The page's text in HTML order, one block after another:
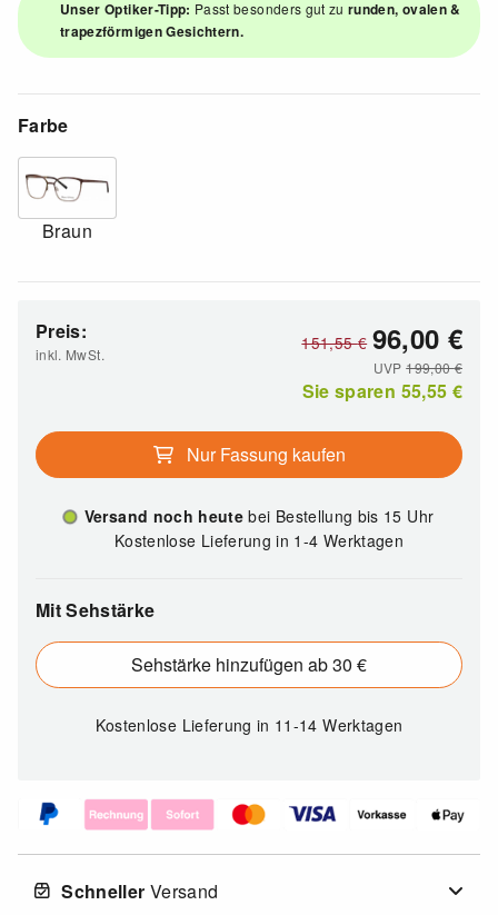
Unser Optiker-Tipp: Passt besonders gut zurunden, ovalen &
trapezförmigen Gesichtern.
Farbe
Braun
Preis:
inkl. MwSt.
151,55€ 96,00 €
UVP199,00€
Sie sparen 55,55 €
Nur Fassung kaufen
Versand noch heutebei Bestellung bis 15 Uhr
Kostenlose Lieferung in 1-4 Werktagen
Mit Sehstärke
Sehstärke hinzufügen ab 30 €
Kostenlose Lieferungin 11-14 Werktagen
Schneller Versand